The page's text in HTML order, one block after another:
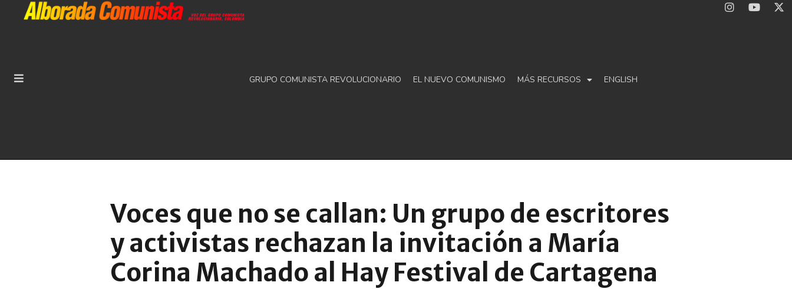
GRUPO COMUNISTA REVOLUCIONARIO EL NUEVO COMUNISMO MÁS RECURSOS ENGLISH
Voces que no se callan: Un grupo de escritores
y activistas rechazan la invitación a María
Corina Machado al Hay Festival de Cartagena